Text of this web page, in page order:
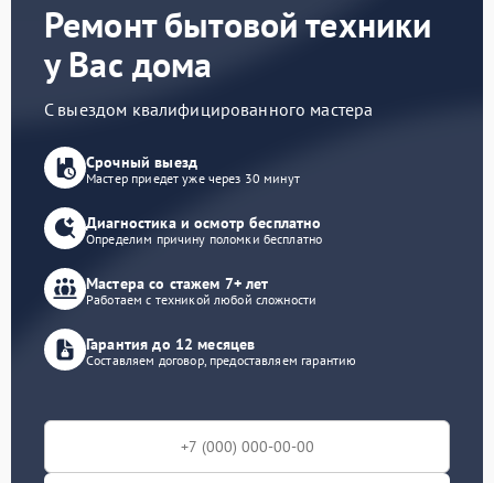
Ремонт бытовой техники
у Вас дома
С выездом квалифицированного мастера
Срочный выезд
Мастер приедет уже через 30 минут
Диагностика и осмотр бесплатно
Определим причину поломки бесплатно
Мастера со стажем 7+ лет
Работаем с техникой любой сложности
Гарантия до 12 месяцев
Составляем договор, предоставляем гарантию